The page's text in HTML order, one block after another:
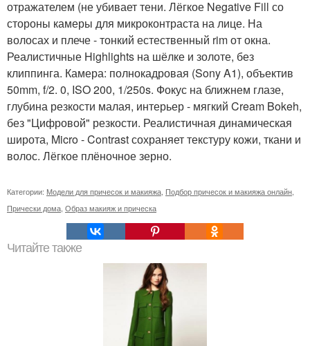
отражателем (не убивает тени. Лёгкое Negative Fill со
стороны камеры для микроконтраста на лице. На
волосах и плече - тонкий естественный rim от окна.
Реалистичные Highlights на шёлке и золоте, без
клиппинга. Камера: полнокадровая (Sony A1), объектив
50mm, f/2. 0, ISO 200, 1/250s. Фокус на ближнем глазе,
глубина резкости малая, интерьер - мягкий Cream Bokeh,
без "Цифровой" резкости. Реалистичная динамическая
широта, Micro - Contrast сохраняет текстуру кожи, ткани и
волос. Лёгкое плёночное зерно.
Категории: Модели для причесок и макияжа, Подбор причесок и макияжа онлайн,
Прически дома, Образ макияж и прическа
Читайте также